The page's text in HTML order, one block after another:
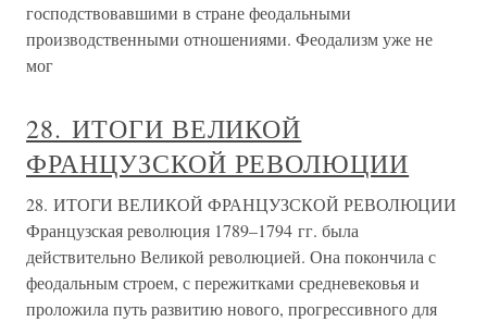
господствовавшими в стране феодальными
производственными отношениями. Феодализм уже не
мог
28. ИТОГИ ВЕЛИКОЙ
ФРАНЦУЗСКОЙ РЕВОЛЮЦИИ
28. ИТОГИ ВЕЛИКОЙ ФРАНЦУЗСКОЙ РЕВОЛЮЦИИ
Французская революция 1789–1794 гг. была
действительно Великой революцией. Она покончила с
феодальным строем, с пережитками средневековья и
проложила путь развитию нового, прогрессивного для